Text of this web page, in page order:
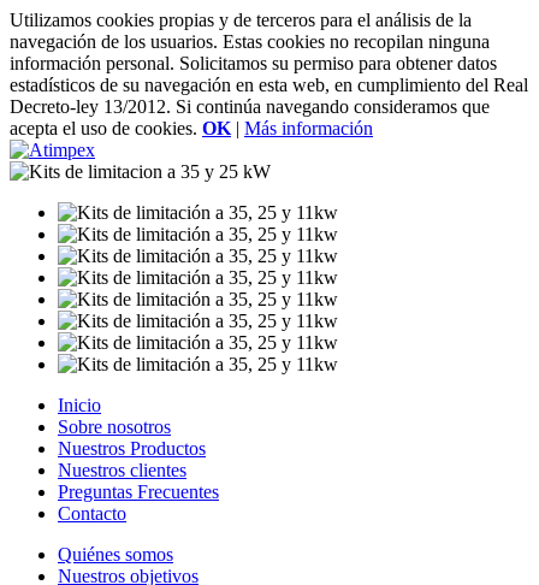
Utilizamos cookies propias y de terceros para el análisis de la
navegación de los usuarios. Estas cookies no recopilan ninguna
información personal. Solicitamos su permiso para obtener datos
estadísticos de su navegación en esta web, en cumplimiento del Real
Decreto-ley 13/2012. Si continúa navegando consideramos que
acepta el uso de cookies. OK | Más información
Inicio
Sobre nosotros
Nuestros Productos
Nuestros clientes
Preguntas Frecuentes
Contacto
Quiénes somos
Nuestros objetivos